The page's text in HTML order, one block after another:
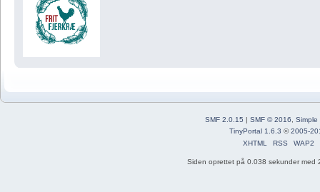
SMF 2.0.15 | SMF © 2016
Simple
TinyPortal 1.6.3 ©2005-
XHTML
RSS WAP2
Siden oprettet på 0.038 sekunder med